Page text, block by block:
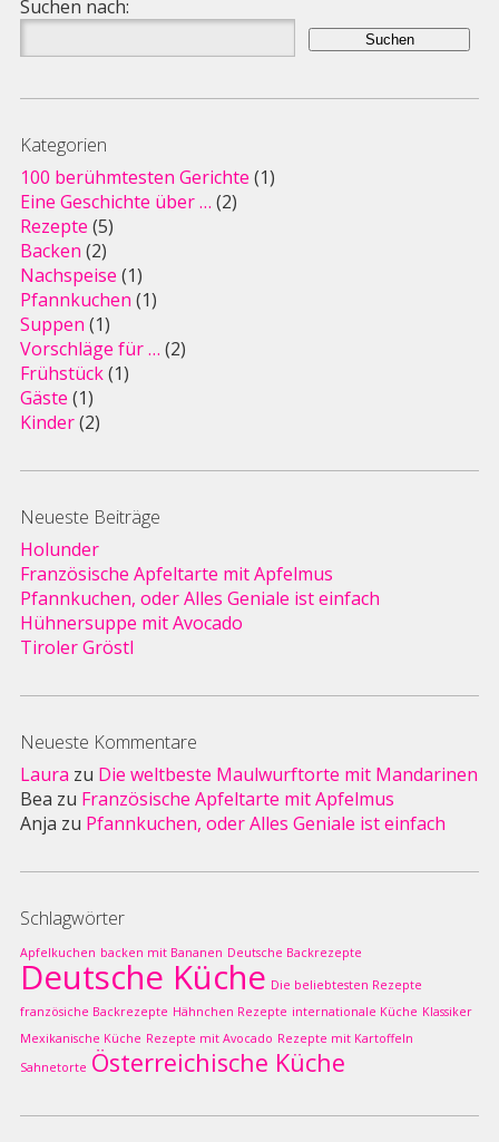
Suchen nach:
Kategorien
100 berühmtesten Gerichte (1)
Eine Geschichte über … (2)
Rezepte (5)
Backen (2)
Nachspeise (1)
Pfannkuchen (1)
Suppen (1)
Vorschläge für … (2)
Frühstück(1)
Gäste (1)
Kinder(2)
Neueste Beiträge
Holunder
Französische Apfeltarte mit Apfelmus
Pfannkuchen, oder Alles Geniale ist einfach
Hühnersuppe mit Avocado
Tiroler Gröstl
Neueste Kommentare
Laura zu Die weltbeste Maulwurftorte mit Mandarinen
Bea zu Französische Apfeltarte mit Apfelmus
Anja zu Pfannkuchen, oder Alles Geniale ist einfach
Schlagwörter
Apfelkuchen backen mit Bananen Deutsche Backrezepte
Deutsche Küche Die beliebtesten Rezepte
französiche Backrezepte Hähnchen Rezepte internationale Küche Klassiker
Mexikanische Küche Rezepte mit Avocado Rezepte mit Kartoffeln
Sahnetorte Österreichische Küche